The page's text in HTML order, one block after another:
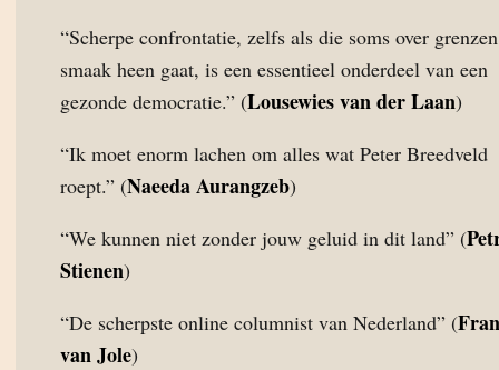
“Scherpe confrontatie, zelfs als die soms over
smaak heen gaat, is een essentieel onderdeel van een
gezonde democratie.” (Lousewies van der Laan)
“Ik moet enorm lachen om alles wat Peter Breedveld
roept.” (Naeeda Aurangzeb)
“We kunnen niet zonder jouw geluid in dit land” (
Stienen)
“De scherpste online columnist van Nederland” (
van Jole)